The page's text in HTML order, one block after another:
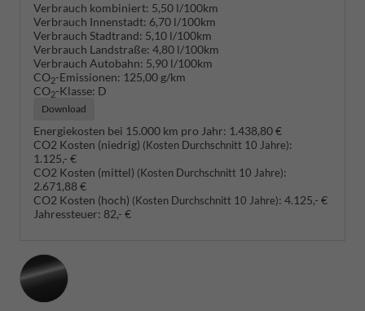
Verbrauch kombiniert: 5,50 l/100km
Verbrauch Innenstadt: 6,70 l/100km
Verbrauch Stadtrand: 5,10 l/100km
Verbrauch Landstraße: 4,80 l/100km
Verbrauch Autobahn: 5,90 l/100km
CO2-Emissionen: 125,00 g/km
CO2-Klasse: D
Download
Energiekosten bei 15.000 km pro Jahr: 1.438,80 €
CO2 Kosten (niedrig) (Kosten Durchschnitt 10 Jahre):
1.125,- €
CO2 Kosten (mittel) (Kosten Durchschnitt 10 Jahre):
2.671,88 €
CO2 Kosten (hoch) (Kosten Durchschnitt 10 Jahre): 4.125,- €
Jahressteuer: 82,- €